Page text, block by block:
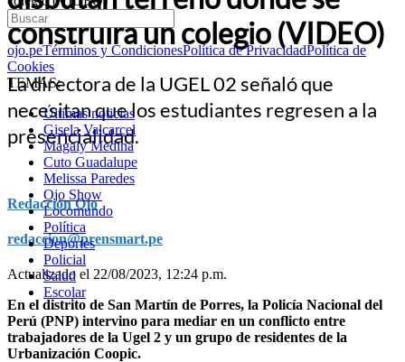
ojo.peTérminos y CondicionesPolítica de PrivacidadPolítica de
Cookies
TEMAS:
Últimas noticias
Gisela Valcarcel
Magaly Medina
Cuto Guadalupe
Melissa Paredes
Ojo Show
Locomundo
Política
Deportes
Policial
Salud
Escolar
construirá un colegio (VIDEO)
La directora de la UGEL 02 señaló que
necesitan que los estudiantes regresen a la
presencialidad.
Redacción Ojo
redaccion@prensmart.pe
Actualizado el 22/08/2023, 12:24 p.m.
En el distrito de San Martín de Porres, la Policía Nacional del
Perú (PNP) intervino para mediar en un conflicto entre
trabajadores de la Ugel 2 y un grupo de residentes de la
Urbanización Coopic.